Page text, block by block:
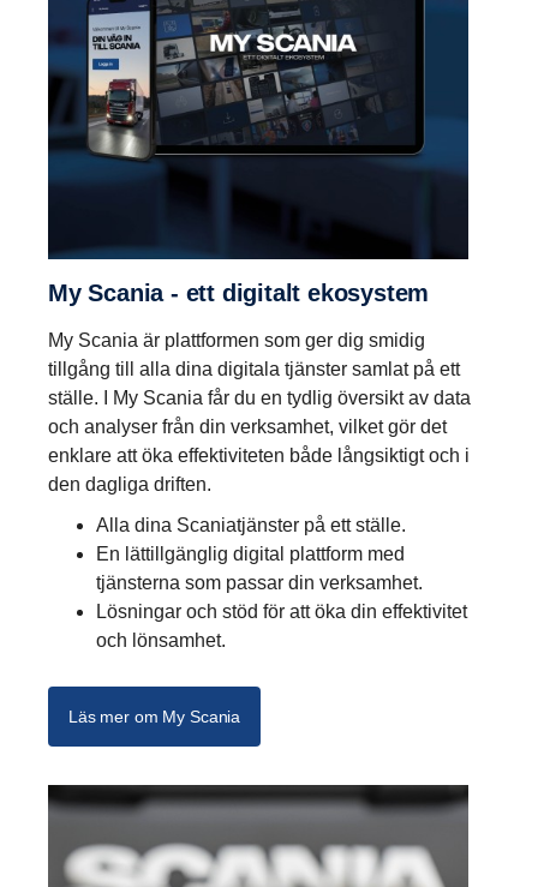
My Scania - ett digitalt ekosy­stem
My Scania är plattformen som ger dig smidig
tillgång till alla dina digitala tjänster samlat på ett
ställe. I My Scania får du en tydlig översikt av data
och analyser från din verksamhet, vilket gör det
enklare att öka effektiviteten både långsiktigt och i
den dagliga driften.
Alla dina Scaniatjänster på ett ställe.
En lättillgänglig digital plattform med
tjänsterna som passar din verksamhet.
Lösningar och stöd för att öka din effektivitet
och lönsamhet.
Läs mer om My Scania